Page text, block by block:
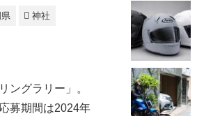
神社
ングラリー」。
募期間は2024年